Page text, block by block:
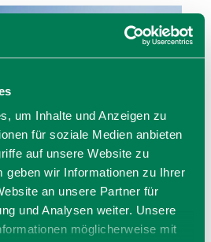
um Inhalte und Anzeigen zu
für soziale Medien anbieten
auf unsere Website zu
geben wir Informationen zu Ihrer
an unsere Partner für
und Analysen weiter. Unsere
möglicherweise mit